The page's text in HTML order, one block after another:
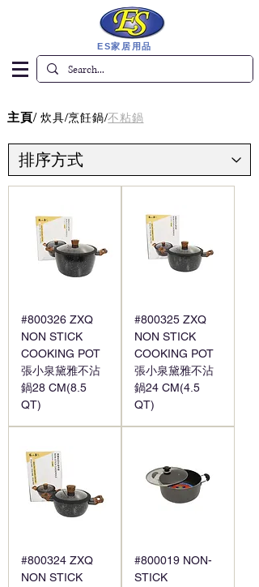
ES家居用品
主頁/ 炊具/烹飪鍋/不粘鍋
#800326 ZXQ
NON STICK
COOKING POT
張小泉黛雅不沾
鍋28 CM(8.5
QT)
#800325 ZXQ
NON STICK
COOKING POT
張小泉黛雅不沾
鍋24 CM(4.5
QT)
#800324 ZXQ
NON STICK
#800019 NON-
STICK